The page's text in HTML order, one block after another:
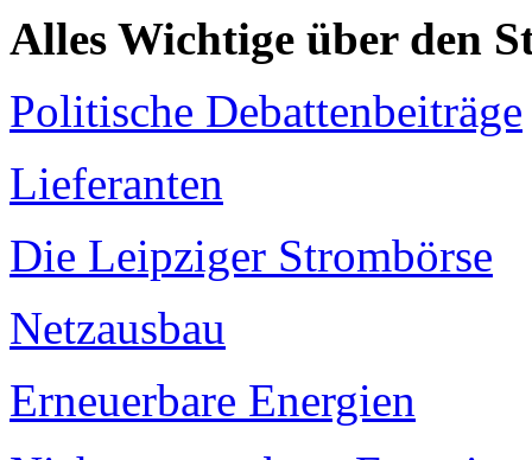
Alles Wichtige über den
Politische Debattenbeiträge
Lieferanten
Die Leipziger Strombörse
Netzausbau
Erneuerbare Energien